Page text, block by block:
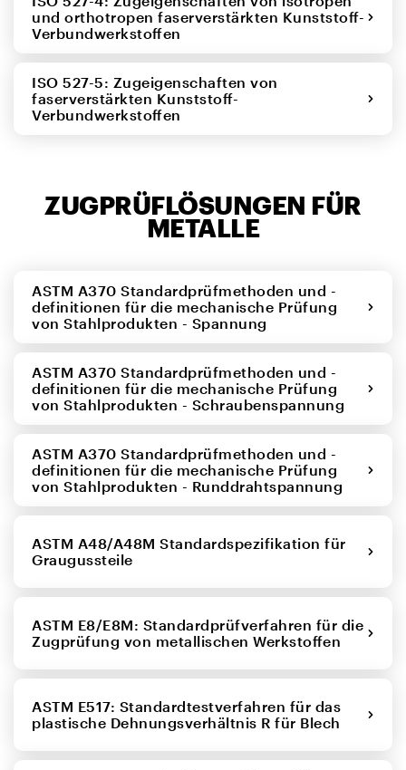
und orthotropen faserverstärkten Kunststoff-
Verbundwerkstoffen
ISO 527-5: Zugeigenschaften von
faserverstärkten Kunststoff-
Verbundwerkstoffen
ZUGPRÜFLÖSUNGEN FÜR
METALLE
ASTM A370 Standardprüfmethoden und -
definitionen für die mechanische Prüfung
von Stahlprodukten - Spannung
ASTM A370 Standardprüfmethoden und -
definitionen für die mechanische Prüfung
von Stahlprodukten - Schraubenspannung
ASTM A370 Standardprüfmethoden und -
definitionen für die mechanische Prüfung
von Stahlprodukten - Runddrahtspannung
ASTM A48/A48M Standardspezifikation für
Graugussteile
ASTM E8/E8M: Standardprüfverfahren für die
Zugprüfung von metallischen Werkstoffen
ASTM E517: Standardtestverfahren für das
plastische Dehnungsverhältnis R für Blech